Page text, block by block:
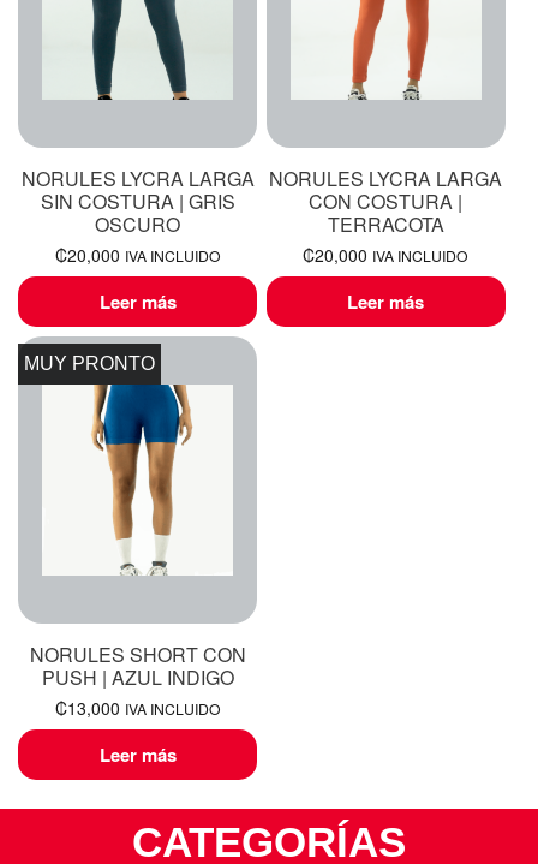
NORULES LYCRA LARGA
SIN COSTURA | GRIS
OSCURO
₡20,000 IVA INCLUIDO
Leer más
NORULES LYCRA LARGA
CON COSTURA |
TERRACOTA
₡20,000 IVA INCLUIDO
Leer más
MUY PRONTO
NORULES SHORT CON
PUSH | AZUL INDIGO
₡13,000 IVA INCLUIDO
Leer más
CATEGORÍAS